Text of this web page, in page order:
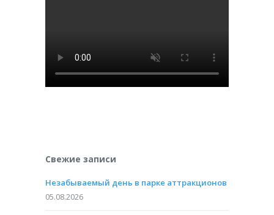
Свежие записи
Незабываемый день в парке аттракционов
05.08.2026